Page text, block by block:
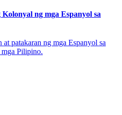
ng mga Espanyol sa
patakaran ng mga Espanyol sa
mga Pilipino.